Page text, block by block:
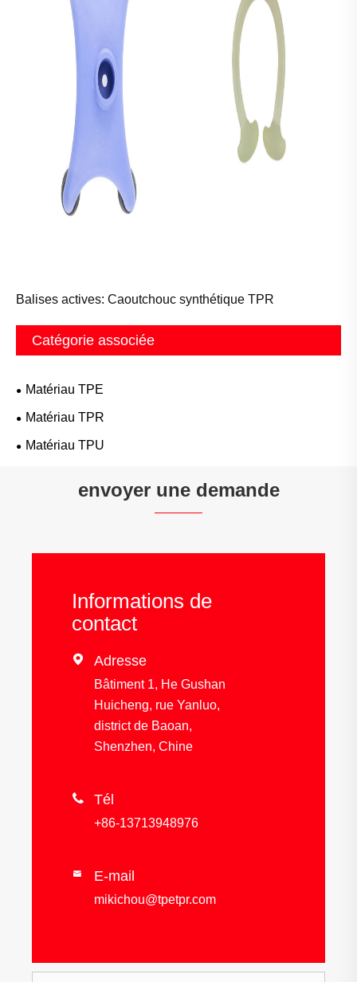
Balises actives: Caoutchouc synthétique TPR
Catégorie associée
Matériau TPE
Matériau TPR
Matériau TPU
envoyer une demande
Informations de
contact
 Adresse
Bâtiment 1, He Gushan
Huicheng, rue Yanluo,
district de Baoan,
Shenzhen, Chine
 Tél
+86-13713948976
 E-mail
mikichou@tpetpr.com